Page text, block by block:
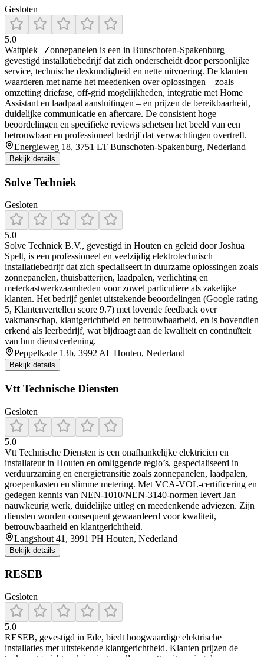
Gesloten
5.0
Wattpiek | Zonnepanelen is een in Bunschoten‑Spakenburg
gevestigd installatiebedrijf dat zich onderscheidt door persoonlijke
service, technische deskundigheid en nette uitvoering. De klanten
waarderen met name het meedenken over oplossingen – zoals
omzetting driefase, off‑grid mogelijkheden, integratie met Home
Assistant en laadpaal aansluitingen – en prijzen de bereikbaarheid,
duidelijke communicatie en aftercare. De consistent hoge
beoordelingen en specifieke reviews schetsen het beeld van een
betrouwbaar en professioneel bedrijf dat verwachtingen overtreft.
Energieweg 18, 3751 LT Bunschoten-Spakenburg, Nederland
Bekijk details
Solve Techniek
Gesloten
5.0
Solve Techniek B.V., gevestigd in Houten en geleid door Joshua
Spelt, is een professioneel en veelzijdig elektrotechnisch
installatiebedrijf dat zich specialiseert in duurzame oplossingen zoals
zonnepanelen, thuisbatterijen, laadpalen, verlichting en
meterkastwerkzaamheden voor zowel particuliere als zakelijke
klanten. Het bedrijf geniet uitstekende beoordelingen (Google rating
5, Klantenvertellen score 9.7) met lovende feedback over
vakmanschap, klantgerichtheid en betrouwbaarheid, en is bovendien
erkend als leerbedrijf, wat bijdraagt aan de kwaliteit en continuïteit
van hun dienstverlening.
Peppelkade 13b, 3992 AL Houten, Nederland
Bekijk details
Vtt Technische Diensten
Gesloten
5.0
Vtt Technische Diensten is een onafhankelijke elektricien en
installateur in Houten en omliggende regio’s, gespecialiseerd in
verduurzaming en energietransitie zoals zonnepanelen, laadpalen,
groepenkasten en slimme metering. Met VCA‑VOL‑certificering en
gedegen kennis van NEN-1010/NEN-3140-normen levert Jan
nauwkeurig werk, duidelijke uitleg en meedenkende adviezen. Zijn
diensten worden consequent gewaardeerd voor kwaliteit,
betrouwbaarheid en klantgerichtheid.
Langshout 41, 3991 PH Houten, Nederland
Bekijk details
RESEB
Gesloten
5.0
RESEB, gevestigd in Ede, biedt hoogwaardige elektrische
installaties met uitstekende klantgerichtheid. Klanten prijzen de